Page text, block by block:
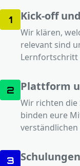
1 Kick-off
Wir klären,
relevant sind
Lernfortschritt
2 Plattform
Wir richten
binden eure
verständlichen
3